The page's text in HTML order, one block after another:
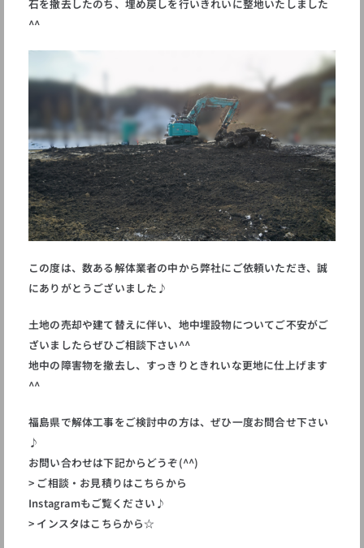
石を撤去したのち、埋め戻しを行いきれいに整地いたしました
^^
この度は、数ある解体業者の中から弊社にご依頼いただき、誠
にありがとうございました♪
土地の売却や建て替えに伴い、地中埋設物についてご不安がご
ざいましたらぜひご相談下さい^^
地中の障害物を撤去し、すっきりときれいな更地に仕上げます
^^
福島県で解体工事をご検討中の方は、ぜひ一度お問合せ下さい
♪
お問い合わせは下記からどうぞ(^^)
> ご相談・お見積りはこちらから
Instagramもご覧ください♪
> インスタはこちらから☆